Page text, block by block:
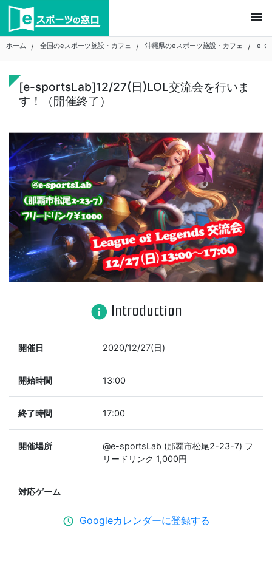
Skip
content
menu
ホーム 全国のeスポーツ施設・カフェ 沖縄県のeスポーツ施設・カフェ e-
[e-sportsLab]12/27(日)LOL交流会を行いま
す！（開催終了）
info Introduction
開催日 2020/12/27(日)
開始時間 13:00
終了時間 17:00
開催場所
@e-sportsLab (那覇市松尾2-23-7) フ
リードリンク 1,000円
対応ゲーム
schedule Googleカレンダーに登録する